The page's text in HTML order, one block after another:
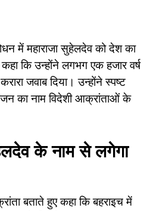
में महाराजा सुहेलदेव को देश का
कि उन्होंने लगभग एक हजार वर्ष
जवाब दिया। उन्होंने स्पष्ट
का नाम विदेशी आक्रांताओं के
के नाम से लगेगा
बताते हुए कहा कि बहराइच में